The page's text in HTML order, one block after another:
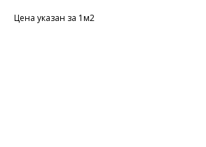
Цена указан за 1м2